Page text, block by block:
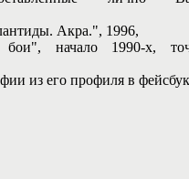
Акра.", 1996,
бои", начало 1990-х,
из его профиля в